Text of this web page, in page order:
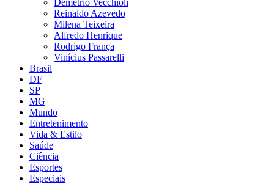
Reinaldo Azevedo
Milena Teixeira
Alfredo Henrique
Rodrigo França
Vinícius Passarelli
Brasil
DF
SP
MG
Mundo
Entretenimento
Vida & Estilo
Saúde
Ciência
Esportes
Especiais